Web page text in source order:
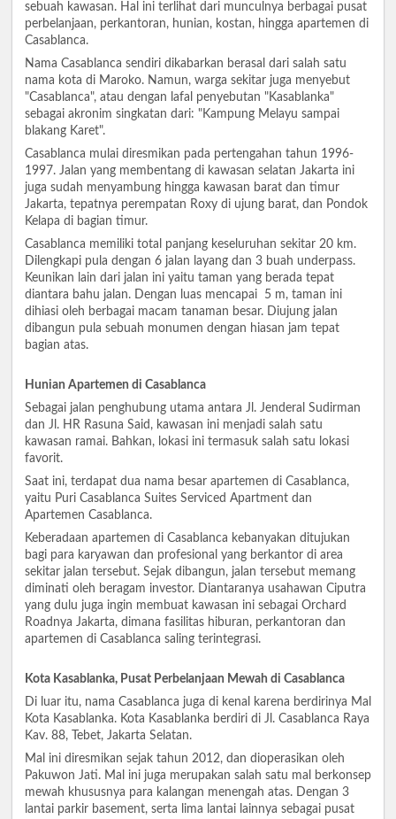
sebuah kawasan. Hal ini terlihat dari munculnya berbagai pusat
perbelanjaan, perkantoran, hunian, kostan, hingga apartemen di
Casablanca.
Nama Casablanca sendiri dikabarkan berasal dari salah satu
nama kota di Maroko. Namun, warga sekitar juga menyebut
"Casablanca", atau dengan lafal penyebutan "Kasablanka"
sebagai akronim singkatan dari: "Kampung Melayu sampai
blakang Karet".
Casablanca mulai diresmikan pada pertengahan tahun 1996-
1997. Jalan yang membentang di kawasan selatan Jakarta ini
juga sudah menyambung hingga kawasan barat dan timur
Jakarta, tepatnya perempatan Roxy di ujung barat, dan Pondok
Kelapa di bagian timur.
Casablanca memiliki total panjang keseluruhan sekitar 20 km.
Dilengkapi pula dengan 6 jalan layang dan 3 buah underpass.
Keunikan lain dari jalan ini yaitu taman yang berada tepat
diantara bahu jalan. Dengan luas mencapai 5 m, taman ini
dihiasi oleh berbagai macam tanaman besar. Diujung jalan
dibangun pula sebuah monumen dengan hiasan jam tepat
bagian atas.
Hunian Apartemen di Casablanca
Sebagai jalan penghubung utama antara Jl. Jenderal Sudirman
dan Jl. HR Rasuna Said, kawasan ini menjadi salah satu
kawasan ramai. Bahkan, lokasi ini termasuk salah satu lokasi
favorit.
Saat ini, terdapat dua nama besar apartemen di Casablanca,
yaitu Puri Casablanca Suites Serviced Apartment dan
Apartemen Casablanca.
Keberadaan apartemen di Casablanca kebanyakan ditujukan
bagi para karyawan dan profesional yang berkantor di area
sekitar jalan tersebut. Sejak dibangun, jalan tersebut memang
diminati oleh beragam investor. Diantaranya usahawan Ciputra
yang dulu juga ingin membuat kawasan ini sebagai Orchard
Roadnya Jakarta, dimana fasilitas hiburan, perkantoran dan
apartemen di Casablanca saling terintegrasi.
Kota Kasablanka, Pusat Perbelanjaan Mewah di Casablanca
Di luar itu, nama Casablanca juga di kenal karena berdirinya Mal
Kota Kasablanka. Kota Kasablanka berdiri di Jl. Casablanca Raya
Kav. 88, Tebet, Jakarta Selatan.
Mal ini diresmikan sejak tahun 2012, dan dioperasikan oleh
Pakuwon Jati. Mal ini juga merupakan salah satu mal berkonsep
mewah khususnya para kalangan menengah atas. Dengan 3
lantai parkir basement, serta lima lantai lainnya sebagai pusat